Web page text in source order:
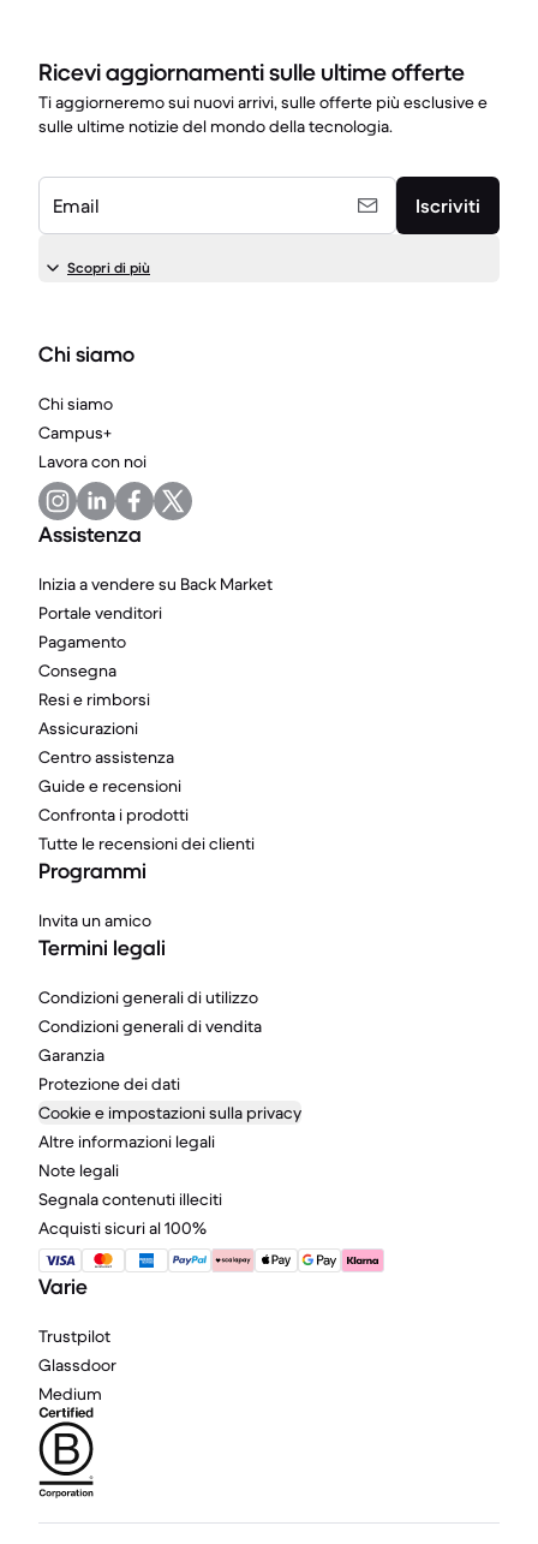
Ricevi aggiornamenti sulle ultime offerte
Ti aggiorneremo sui nuovi arrivi, sulle offerte più esclusive e
sulle ultime notizie del mondo della tecnologia.
Email Iscriviti
Scopri di più
Chi siamo
Chi siamo
Campus+
Lavora con noi
Assistenza
Inizia a vendere su Back Market
Portale venditori
Pagamento
Consegna
Resi e rimborsi
Assicurazioni
Centro assistenza
Guide e recensioni
Confronta i prodotti
Tutte le recensioni dei clienti
Programmi
Invita un amico
Termini legali
Condizioni generali di utilizzo
Condizioni generali di vendita
Garanzia
Protezione dei dati
Cookie e impostazioni sulla privacy
Altre informazioni legali
Note legali
Segnala contenuti illeciti
Acquisti sicuri al 100%
Varie
Trustpilot
Glassdoor
Medium